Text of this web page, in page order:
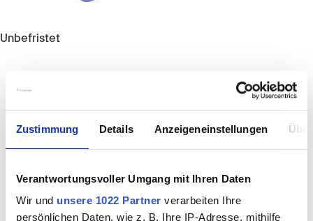
Zustimmung Details Anzeigeneinstellungen
Verantwortungsvoller Umgang mit Ihren Daten
Wir und unsere 1022 Partner verarbeiten Ihre
persönlichen Daten, wie z. B. Ihre IP-Adresse, mithilfe
Unbefristet